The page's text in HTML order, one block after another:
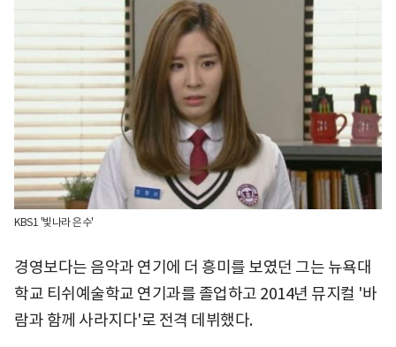
KBS1 '빛나라 은수'
경영보다는 음악과 연기에 더 흥미를 보였던 그는 뉴욕대
학교 티쉬예술학교 연기과를 졸업하고 2014년 뮤지컬 '바
람과 함께 사라지다'로 전격 데뷔했다.